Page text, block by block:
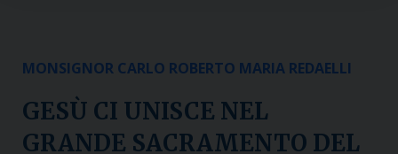
MONSIGNOR CARLO ROBERTO MARIA REDAELLI
GESÙ CI UNISCE NEL
GRANDE SACRAMENTO DEL